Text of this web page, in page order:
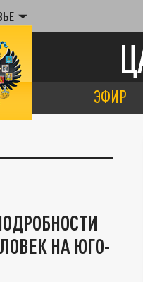
ЭФИР
НА ЮГО-